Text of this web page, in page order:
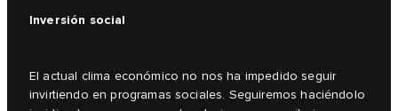
Inversión social
El actual clima económico no nos ha impedido seguir
invirtiendo en programas sociales. Seguiremos haciéndolo